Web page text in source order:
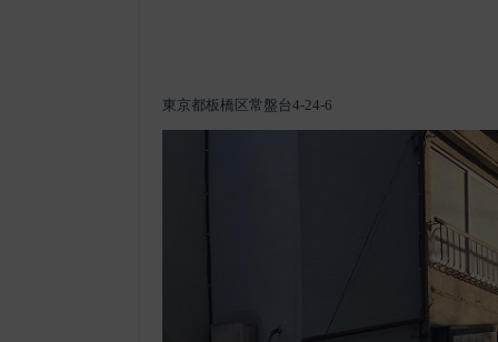
東京都板橋区常盤台4-24-6